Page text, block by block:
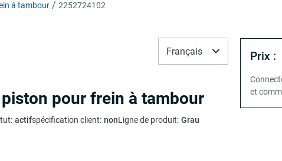
à tambour 2252724102
pour frein à tambour
: actifspécification client: nonLigne de produit: Grau
Français Prix :
et